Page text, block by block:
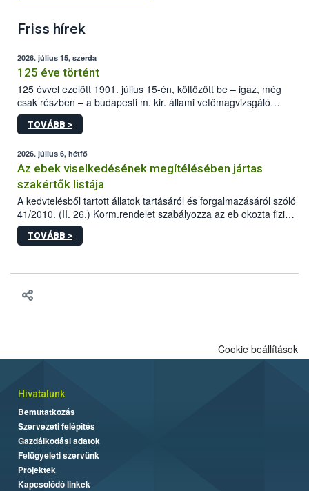
Friss hírek
2026. július 15, szerda
125 éve történt
125 évvel ezelőtt 1901. július 15-én, költözött be – igaz, még
csak részben – a budapesti m. kir. állami vetőmagvizsgáló
állomás a Kis Rókus utca 15. szám alatti, Czigler Győző által
tervezett új épületébe.
TOVÁBB >
2026. július 6, hétfő
Az ebek viselkedésének megítélésében jártas
szakértők listája
A kedvtelésből tartott állatok tartásáról és forgalmazásáról szóló
41/2010. (II. 26.) Korm.rendelet szabályozza az eb okozta fizikai
sérülés, illetve ennek veszélye keletkezésekor felmerülő
hatósági feladatokat, valamint a veszélyes eb tartását és annak
TOVÁBB >
Cookie beállítások
Hivatalunk
Bemutatkozás
Szervezeti felépítés
Gazdálkodási adatok
Felügyeleti szervünk
Projektek
Kapcsolódó linkek